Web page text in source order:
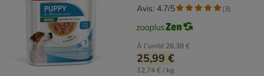
À l'unité 26,38 €
25,99 €
12,74 € / kg
Avis: 4.7/5 (3)